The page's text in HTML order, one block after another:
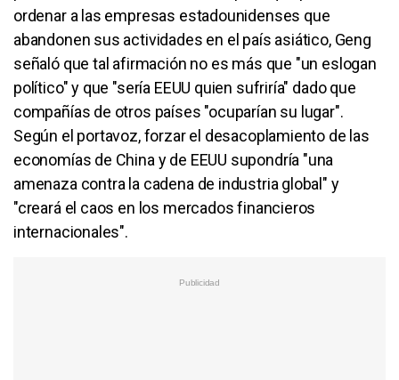
ordenar a las empresas estadounidenses que
abandonen sus actividades en el país asiático, Geng
señaló que tal afirmación no es más que "un eslogan
político" y que "sería EEUU quien sufriría" dado que
compañías de otros países "ocuparían su lugar".
Según el portavoz, forzar el desacoplamiento de las
economías de China y de EEUU supondría "una
amenaza contra la cadena de industria global" y
"creará el caos en los mercados financieros
internacionales".